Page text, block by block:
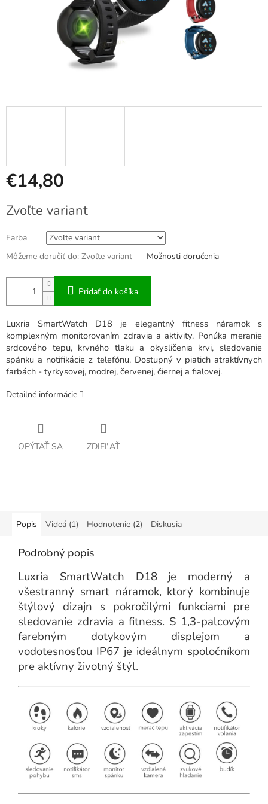
€14,80
cena:
Zvoľte variant
Farba
Môžeme doručiť do: Zvoľte variant Možnosti doručenia
Pridať do košíka
Luxria SmartWatch D18 je elegantný fitness náramok s
komplexným monitorovaním zdravia a aktivity. Ponúka meranie
srdcového tepu, krvného tlaku a okysličenia krvi, sledovanie
spánku a notifikácie z telefónu. Dostupný v piatich atraktívnych
farbách - tyrkysovej, modrej, červenej, čiernej a fialovej.
Detailné informácie
OPÝTAŤ SA ZDIEĽAŤ
Popis Videá (1) Hodnotenie (2) Diskusia
Podrobný popis
Luxria SmartWatch D18 je moderný a
všestranný smart náramok, ktorý kombinuje
štýlový dizajn s pokročilými funkciami pre
sledovanie zdravia a fitness. S 1,3-palcovým
farebným dotykovým displejom a
vodotesnosťou IP67 je ideálnym spoločníkom
pre aktívny životný štýl.